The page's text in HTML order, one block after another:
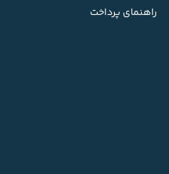
راهنمای پرداخت